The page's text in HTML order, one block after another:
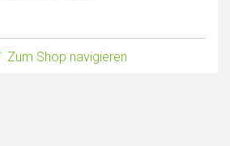
Zum Shop navigieren